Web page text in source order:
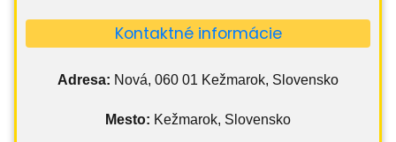
Kontaktné informácie
Adresa: Nová, 060 01 Kežmarok, Slovensko
Mesto: Kežmarok, Slovensko